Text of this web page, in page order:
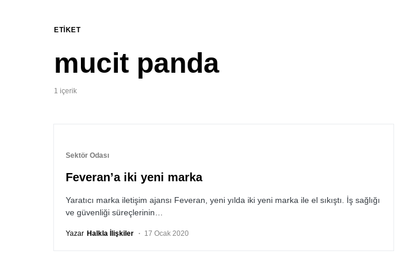
ETIKET
mucit panda
1 içerik
Sektör Odası
Feveran’a iki yeni marka
Yaratıcı marka iletişim ajansı Feveran, yeni yılda iki yeni marka ile el sıkıştı. İş sağlığı
ve güvenliği süreçlerinin…
Yazar Halkla İlişkiler 17 Ocak 2020